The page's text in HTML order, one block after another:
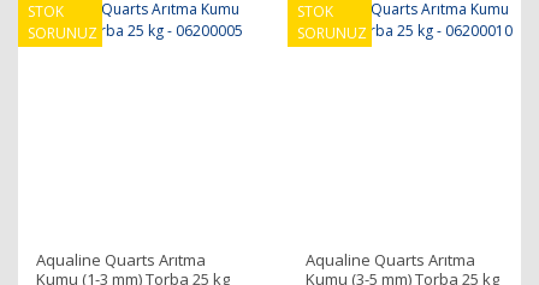
STOK
SORUNUZ
Aqualine Quarts Arıtma
Kumu (1-3 mm) Torba 25 kg
STOK
SORUNUZ
Aqualine Quarts Arıtma
Kumu (3-5 mm) Torba 25 kg